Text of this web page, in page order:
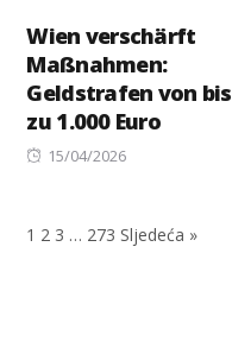
Wien verschärft
Maßnahmen:
Geldstrafen von bis
zu 1.000 Euro
Posted
15/04/2026
1 2 3 … 273 Sljedeća »